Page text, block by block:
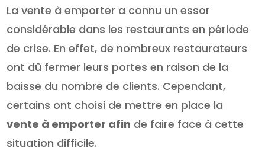
La vente à emporter a connu un essor
considérable dans les restaurants en période
de crise. En effet, de nombreux restaurateurs
ont dû fermer leurs portes en raison de la
baisse du nombre de clients. Cependant,
certains ont choisi de mettre en place la
vente à emporter afin de faire face à cette
situation difficile.